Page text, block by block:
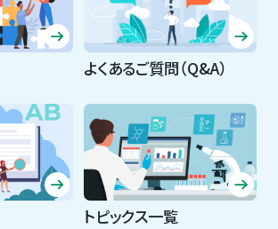
よくあるご質問（Q&A）
トピックス一覧